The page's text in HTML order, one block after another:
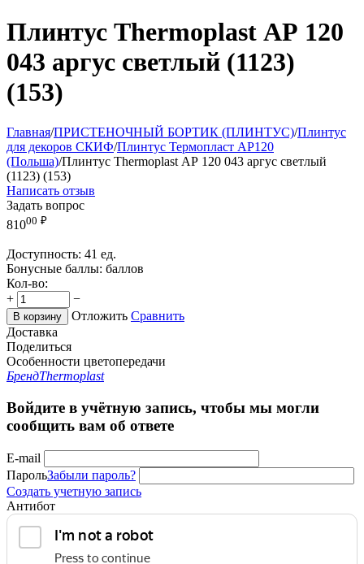
Плинтус Thermoplast АР 120
043 аргус светлый (1123)
(153)
Главная/ПРИСТЕНОЧНЫЙ БОРТИК (ПЛИНТУС)/Плинтус
для декоров СКИФ/Плинтус Термопласт АР120
(Польша)/Плинтус Thermoplast АР 120 043 аргус светлый
(1123) (153)
Написать отзыв
Задать вопрос
81000 ₽
Доступность: 41 ед.
Бонусные баллы: баллов
Кол-во:
+
−
В корзину Отложить Сравнить
Доставка
Поделиться
Особенности цветопередачи
БрендThermoplast
Войдите в учётную запись, чтобы мы могли
сообщить вам об ответе
E-mail
ПарольЗабыли пароль?
Создать учетную запись
Антибот